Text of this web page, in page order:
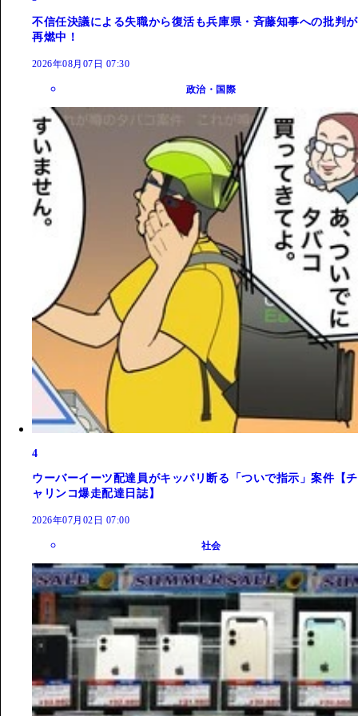
不信任決議による失職から復活も兵庫県・斉藤知事への批判が
再燃中！
2026年08月07日 07:30
政治・国際
4
ウーバーイーツ配達員がキッパリ断る「ついで指示」案件【チ
ャリンコ爆走配達日誌】
2026年07月02日 07:00
社会